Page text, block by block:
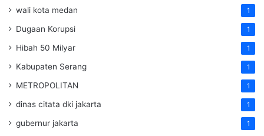
wali kota medan 1
Dugaan Korupsi 1
Hibah 50 Milyar 1
Kabupaten Serang 1
METROPOLITAN 1
dinas citata dki jakarta 1
gubernur jakarta 1